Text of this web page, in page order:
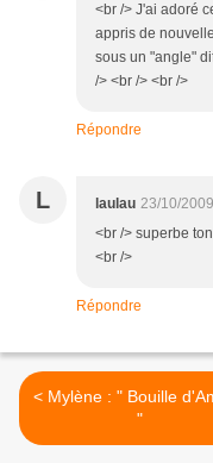
<br /> J'ai adoré
appris de
sous un "angle"
/> <br /> <br />
Répondre
L laulau 23/10/
<br /> superbe
<br />
Répondre
< Mylène : " Bouille d'Amour
"